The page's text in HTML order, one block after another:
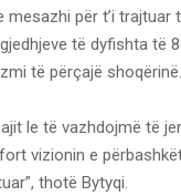
mesazhi për t’i trajtuar
të dyfishta të
të përçajë shoqërinë.
le të vazhdojmë të
vizionin e
thotë Bytyqi.